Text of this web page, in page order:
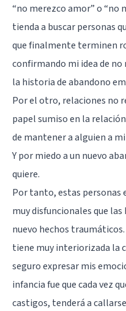
“no merezco amor” o “no
tienda a buscar personas
que finalmente terminen
confirmando mi idea de
la historia de abandono
Por el otro, relaciones no
papel sumiso en la
de mantener a alguien a
Y por miedo a un nuevo
quiere.
Por tanto, estas personas
muy disfuncionales que
nuevo hechos
tiene muy interiorizada la
seguro expresar mis
infancia fue que cada vez
castigos, tenderá a